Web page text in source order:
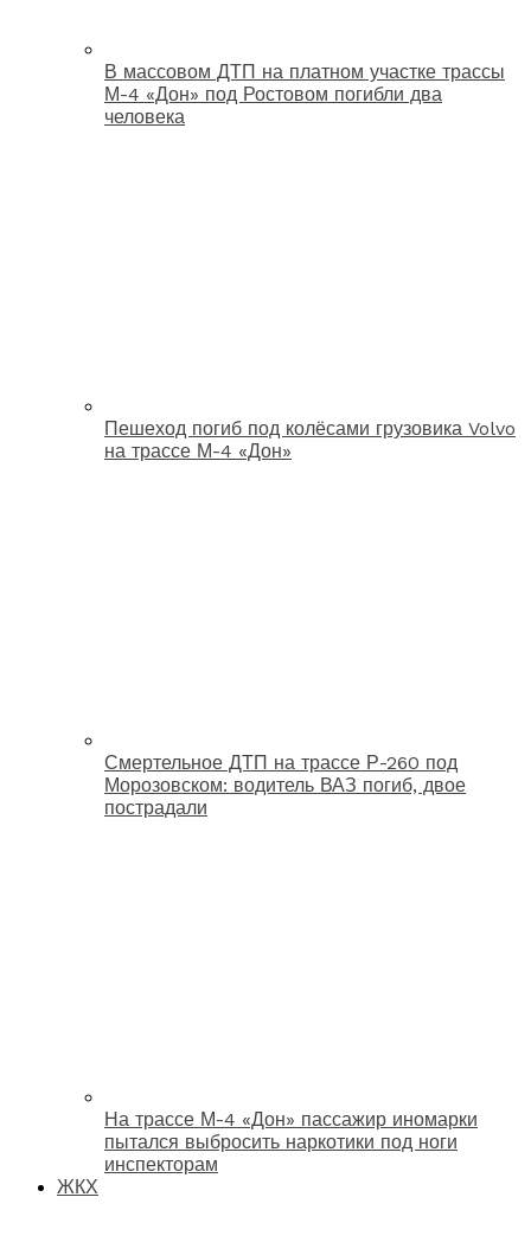
В массовом ДТП на платном участке трассы
М-4 «Дон» под Ростовом погибли два
человека
Пешеход погиб под колёсами грузовика Volvo
на трассе М-4 «Дон»
Смертельное ДТП на трассе Р-260 под
Морозовском: водитель ВАЗ погиб, двое
пострадали
На трассе М-4 «Дон» пассажир иномарки
пытался выбросить наркотики под ноги
инспекторам
ЖКХ